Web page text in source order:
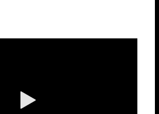
Играть